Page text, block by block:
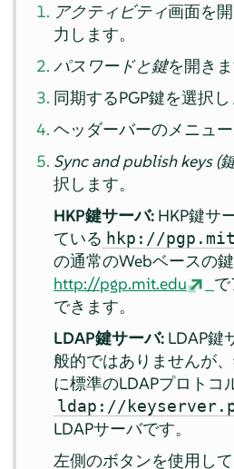
アクティビティ画面を
力します。
パスワードと鍵を開きま
同期するPGP鍵を選択し
ヘッダーバーのメニュ
Sync and publish keys (
択します。
HKP鍵サーバ: HKP鍵サ
ている hkp://
の通常のWebベースの鍵
http://pgp.mit.edu
できます。
LDAP鍵サーバ: LDAP鍵
般的ではありませんが
に標準のLDAPプロトコ
ldap://
LDAPサーバです。
左側のボタンを使用し